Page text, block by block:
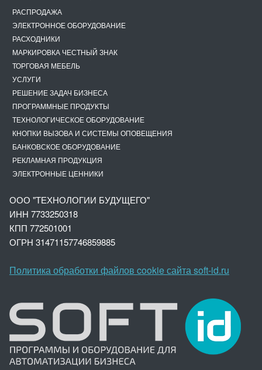
РАСПРОДАЖА
ЭЛЕКТРОННОЕ ОБОРУДОВАНИЕ
РАСХОДНИКИ
МАРКИРОВКА ЧЕСТНЫЙ ЗНАК
ТОРГОВАЯ МЕБЕЛЬ
УСЛУГИ
РЕШЕНИЕ ЗАДАЧ БИЗНЕСА
ПРОГРАММНЫЕ ПРОДУКТЫ
ТЕХНОЛОГИЧЕСКОЕ ОБОРУДОВАНИЕ
КНОПКИ ВЫЗОВА И СИСТЕМЫ ОПОВЕЩЕНИЯ
БАНКОВСКОЕ ОБОРУДОВАНИЕ
РЕКЛАМНАЯ ПРОДУКЦИЯ
ЭЛЕКТРОННЫЕ ЦЕННИКИ
ООО "ТЕХНОЛОГИИ БУДУЩЕГО"
ИНН 7733250318
КПП 772501001
ОГРН 31471157746859885
Политика обработки файлов cookie сайта soft-id.ru